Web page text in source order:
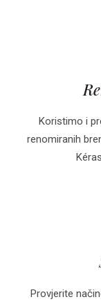
Koristimo i
renomiranih
Provjerite